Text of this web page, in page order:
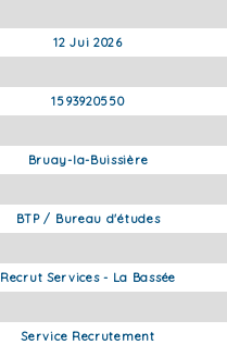
12 Jui 2026
1593920550
Bruay-la-Buissière
BTP / Bureau d'études
Recrut Services - La Bassée
Service Recrutement